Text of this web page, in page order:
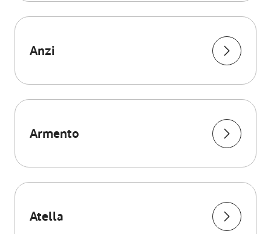
Anzi
Armento
Atella